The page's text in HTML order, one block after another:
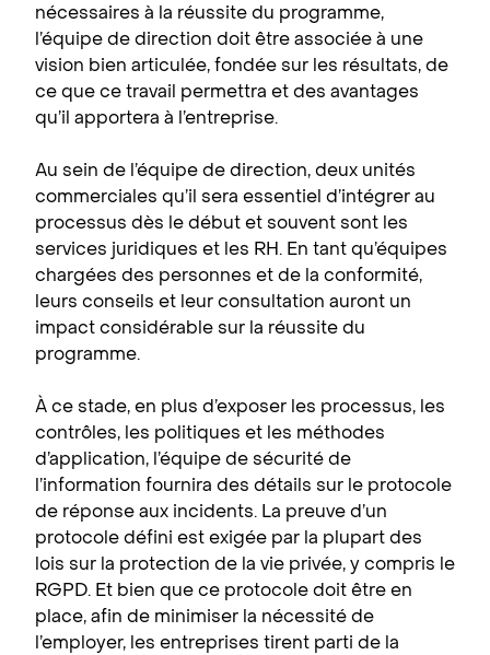
nécessaires à la réussite du programme,
l’équipe de direction doit être associée à une
vision bien articulée, fondée sur les résultats, de
ce que ce travail permettra et des avantages
qu’il apportera à l’entreprise.
Au sein de l’équipe de direction, deux unités
commerciales qu’il sera essentiel d’intégrer au
processus dès le début et souvent sont les
services juridiques et les RH. En tant qu’équipes
chargées des personnes et de la conformité,
leurs conseils et leur consultation auront un
impact considérable sur la réussite du
programme.
À ce stade, en plus d’exposer les processus, les
contrôles, les politiques et les méthodes
d’application, l’équipe de sécurité de
l’information fournira des détails sur le protocole
de réponse aux incidents. La preuve d’un
protocole défini est exigée par la plupart des
lois sur la protection de la vie privée, y compris le
RGPD. Et bien que ce protocole doit être en
place, afin de minimiser la nécessité de
l’employer, les entreprises tirent parti de la